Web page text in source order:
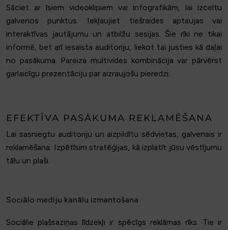
Sāciet ar īsiem videoklipiem vai infografikām, lai izceltu
galvenos punktus. Iekļaujiet tiešraides aptaujas vai
interaktīvas jautājumu un atbilžu sesijas. Šie rīki ne tikai
informē, bet arī iesaista auditoriju, liekot tai justies kā daļai
no pasākuma. Pareiza multivides kombinācija var pārvērst
garlaicīgu prezentāciju par aizraujošu pieredzi.
EFEKTĪVA PASĀKUMA REKLAMĒŠANA
Lai sasniegtu auditoriju un aizpildītu sēdvietas, galvenais ir
reklamēšana. Izpētīsim stratēģijas, kā izplatīt jūsu vēstījumu
tālu un plaši.
Sociālo mediju kanālu izmantošana
Sociālie plašsaziņas līdzekļi ir spēcīgs reklāmas rīks. Tie ir